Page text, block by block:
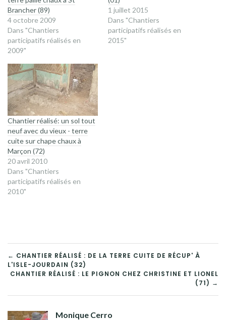
Brancher (89)
4 octobre 2009
Dans "Chantiers
participatifs réalisés en
2009"
1 juillet 2015
Dans "Chantiers
participatifs réalisés en
2015"
Chantier réalisé: un sol tout
neuf avec du vieux - terre
cuite sur chape chaux à
Marçon (72)
20 avril 2010
Dans "Chantiers
participatifs réalisés en
2010"
NAVIGATION
DE
L’ARTICLE
← CHANTIER RÉALISÉ : DE LA TERRE CUITE DE RÉCUP' À
L'ISLE-JOURDAIN (32)
CHANTIER RÉALISÉ : LE PIGNON CHEZ CHRISTINE ET LIONEL
(71) →
Monique Cerro